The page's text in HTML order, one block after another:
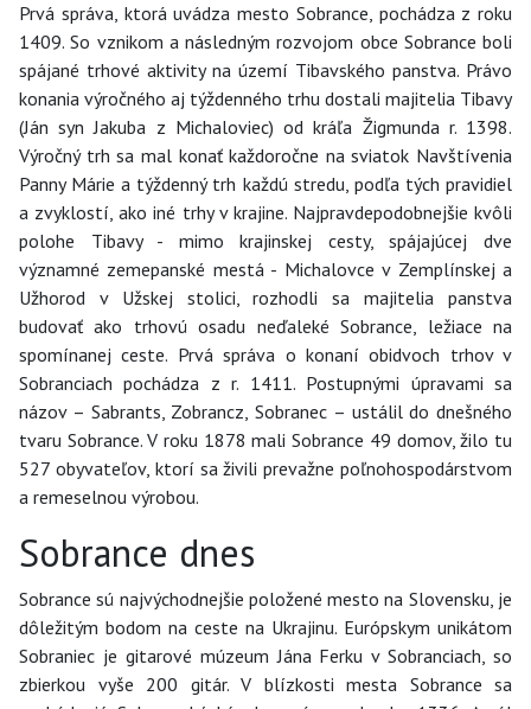
Prvá správa, ktorá uvádza mesto Sobrance, pochádza z roku
1409. So vznikom a následným rozvojom obce Sobrance boli
spájané trhové aktivity na území Tibavského panstva. Právo
konania výročného aj týždenného trhu dostali majitelia Tibavy
(Ján syn Jakuba z Michaloviec) od kráľa Žigmunda r. 1398.
Výročný trh sa mal konať každoročne na sviatok Navštívenia
Panny Márie a týždenný trh každú stredu, podľa tých pravidiel
a zvyklostí, ako iné trhy v krajine. Najpravdepodobnejšie kvôli
polohe Tibavy - mimo krajinskej cesty, spájajúcej dve
významné zemepanské mestá - Michalovce v Zemplínskej a
Užhorod v Užskej stolici, rozhodli sa majitelia panstva
budovať ako trhovú osadu neďaleké Sobrance, ležiace na
spomínanej ceste. Prvá správa o konaní obidvoch trhov v
Sobranciach pochádza z r. 1411. Postupnými úpravami sa
názov – Sabrants, Zobrancz, Sobranec – ustálil do dnešného
tvaru Sobrance. V roku 1878 mali Sobrance 49 domov, žilo tu
527 obyvateľov, ktorí sa živili prevažne poľnohospodárstvom
a remeselnou výrobou.
Sobrance dnes
Sobrance sú najvýchodnejšie položené mesto na Slovensku, je
dôležitým bodom na ceste na Ukrajinu. Európskym unikátom
Sobraniec je gitarové múzeum Jána Ferku v Sobranciach, so
zbierkou vyše 200 gitár. V blízkosti mesta Sobrance sa